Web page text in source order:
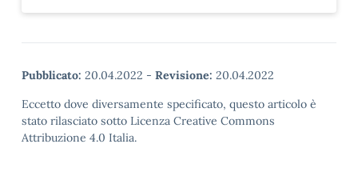
Pubblicato: 20.04.2022 - Revisione: 20.04.2022
Eccetto dove diversamente specificato, questo articolo è
stato rilasciato sotto Licenza Creative Commons
Attribuzione 4.0 Italia.